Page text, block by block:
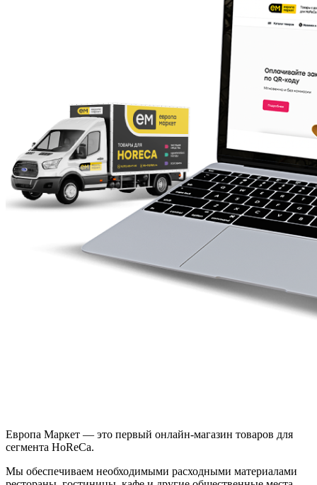
Европа Маркет — это первый онлайн-магазин товаров для
сегмента HoReCa.
Мы обеспечиваем необходимыми расходными материалами